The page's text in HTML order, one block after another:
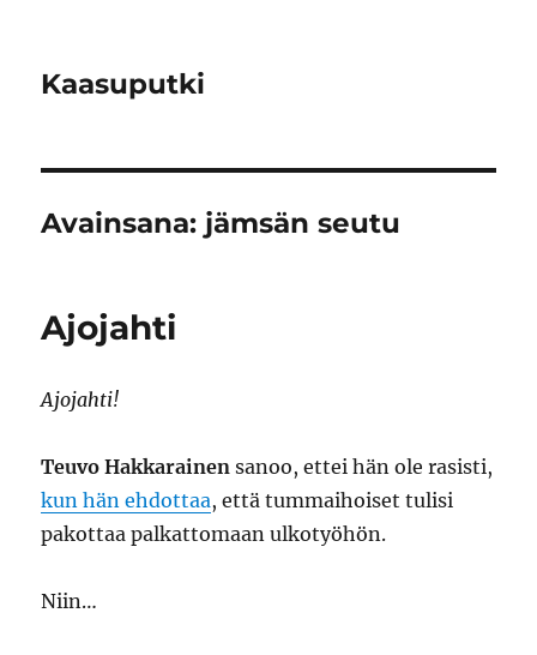
Kaasuputki
Avainsana: jämsän seutu
Ajojahti
Ajojahti!
Teuvo Hakkarainen sanoo, ettei hän ole rasisti,
kun hän ehdottaa, että tummaihoiset tulisi
pakottaa palkattomaan ulkotyöhön.
Niin…